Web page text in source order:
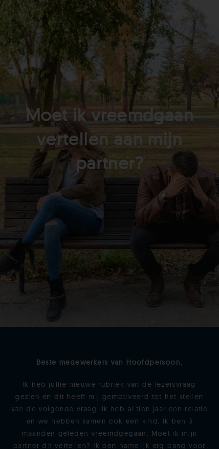
Moet ik vreemdgaan
vertellen aan mijn
partner?
Beste medewerkers van Hoofdpersoon,
Ik heb jullie nieuwe rubriek van de lezersvraag
gezien en dit heeft mij gemotiveerd tot het stellen
van de volgende vraag. Ik heb al tien jaar een relatie
en we hebben samen ook een kind. Ik ben 3
maanden geleden vreemdgegaan. Moet ik mijn
partner dit vertellen? Ik ben namelijk erg bang voor